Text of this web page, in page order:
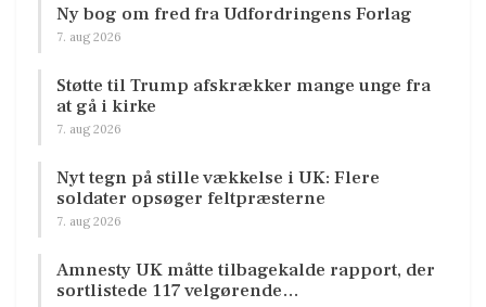
Ny bog om fred fra Udfordringens Forlag
7. aug 2026
Støtte til Trump afskrækker mange unge fra
at gå i kirke
7. aug 2026
Nyt tegn på stille vækkelse i UK: Flere
soldater opsøger feltpræsterne
7. aug 2026
Amnesty UK måtte tilbagekalde rapport, der
sortlistede 117 velgørende…